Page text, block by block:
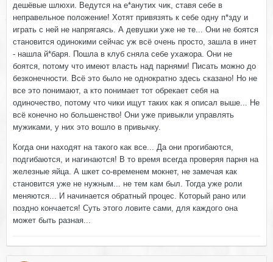
дешёвые шлюхи. Ведутся на е*анутих чик, ставя себе в
неправельное положение! Хотят привязять к себе одну п*зду и
играть с ней не напрягаясь. А девушки уже не те... Они не боятся
становится одинокими сейчас уж всё очень просто, зашла в инет
- нашла й*баря. Пошла в клуб сняла себе ухажора. Они не
боятся, потому что имеют власть над парнями! Писать можно до
безконечности. Всё это было не однократно здесь сказано! Но не
все это понимают, а кто понимает тот обрекает себя на
одиночество, потому что чики ищут таких как я описал выше... Не
всё конечно но большенство! Они уже привыкли управлять
мужиками, у них это вошло в привычку.
Когда они находят на такого как все... Да они прогибаются,
подгибаются, и нагинаются! В то время всегда проверяя парня на
железные яйца. А шкет со-временем мокнет, не замечая как
становится уже не нужным... не тем кам был. Тогда уже роли
меняются... И начинается обратный процес. Который рано или
поздно кончается! Суть этого ловите сами, для каждого она
может быть разная...